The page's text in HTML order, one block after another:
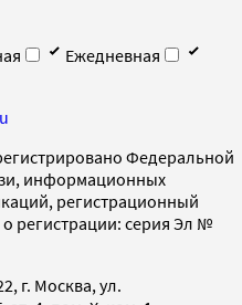
Ежедневная
Федеральной
информационных
регистрационный
регистрации: серия Эл №
г. Москва, ул.